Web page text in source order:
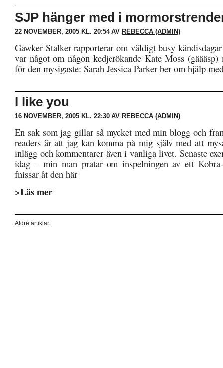
SJP hänger med i
22 NOVEMBER, 2005 KL. 20:54 AV REBECCA (ADMIN)
Gawker Stalker rapporterar om väldigt busy
var något om någon kedjerökande Kate Moss (gäääsp)
för den mysigaste: Sarah Jessica Parker ber om hjälp
I like you
16 NOVEMBER, 2005 KL. 22:30 AV REBECCA (ADMIN)
En sak som jag gillar så mycket med min blogg och
readers är att jag kan komma på mig själv med att
inlägg och kommentarer även i vanliga livet. Senaste
idag – min man pratar om inspelningen av ett
fnissar åt den här
>Läs mer
Äldre artiklar